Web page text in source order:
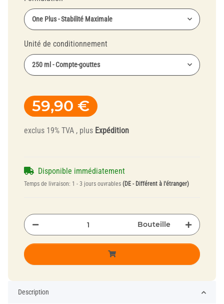
One Plus - Stabilité Maximale
Unité de conditionnement
250 ml - Compte-gouttes
59,90 €
exclus 19% TVA , plus Expédition
Disponible immédiatement
Temps de livraison: 1 - 3 jours ouvrables (DE - Différent à l'étranger)
Bouteille
Description